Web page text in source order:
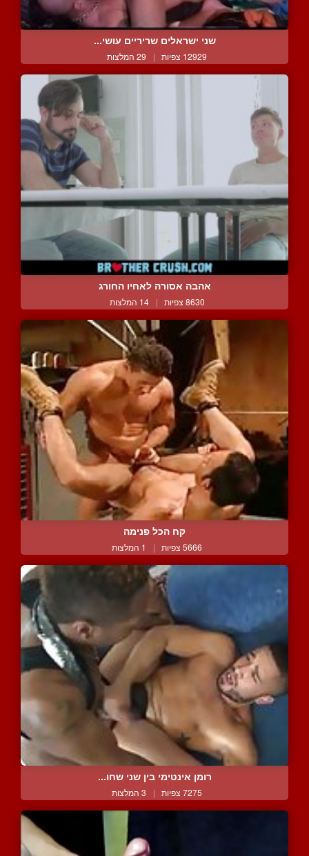
שני ישראלים שריריים עושי...
12929 צפיות | 29 המלצות
אהבה אסורה לאחיו החורג
8630 צפיות | 14 המלצות
קח הכל פנימה
5666 צפיות | 1 המלצות
רומן אינטימי בין שני שחו...
7275 צפיות | 3 המלצות